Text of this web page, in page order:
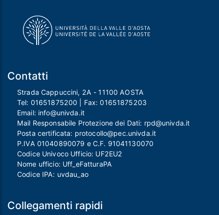
Contatti
Strada Cappuccini, 2A - 11100 AOSTA
Tel: 01651875200 | Fax:01651875203
Email: info@univda.it
Mail Responsabile Protezione dei Dati: rpd@univda.it
Posta certificata: protocollo@pec.univda.it
P.IVA 01040890079 e C.F. 91041130070
Codice Univoco Ufficio: UF2EU2
Nome ufficio: Uff_eFatturaPA
Codice IPA: uvdau_ao
Collegamenti rapidi